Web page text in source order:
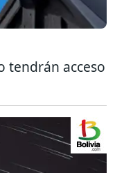
tendrán acceso